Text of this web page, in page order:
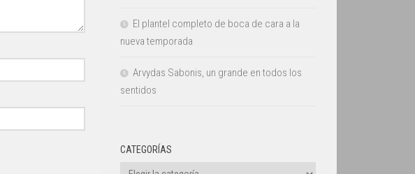
El plantel completo de boca de cara a la
nueva temporada
Arvydas Sabonis, un grande en todos los
sentidos
CATEGORÍAS
Categorías